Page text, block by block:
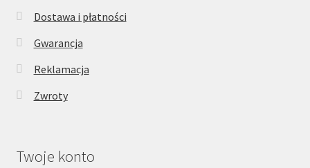
Dostawa i płatności
Gwarancja
Reklamacja
Zwroty
Twoje konto